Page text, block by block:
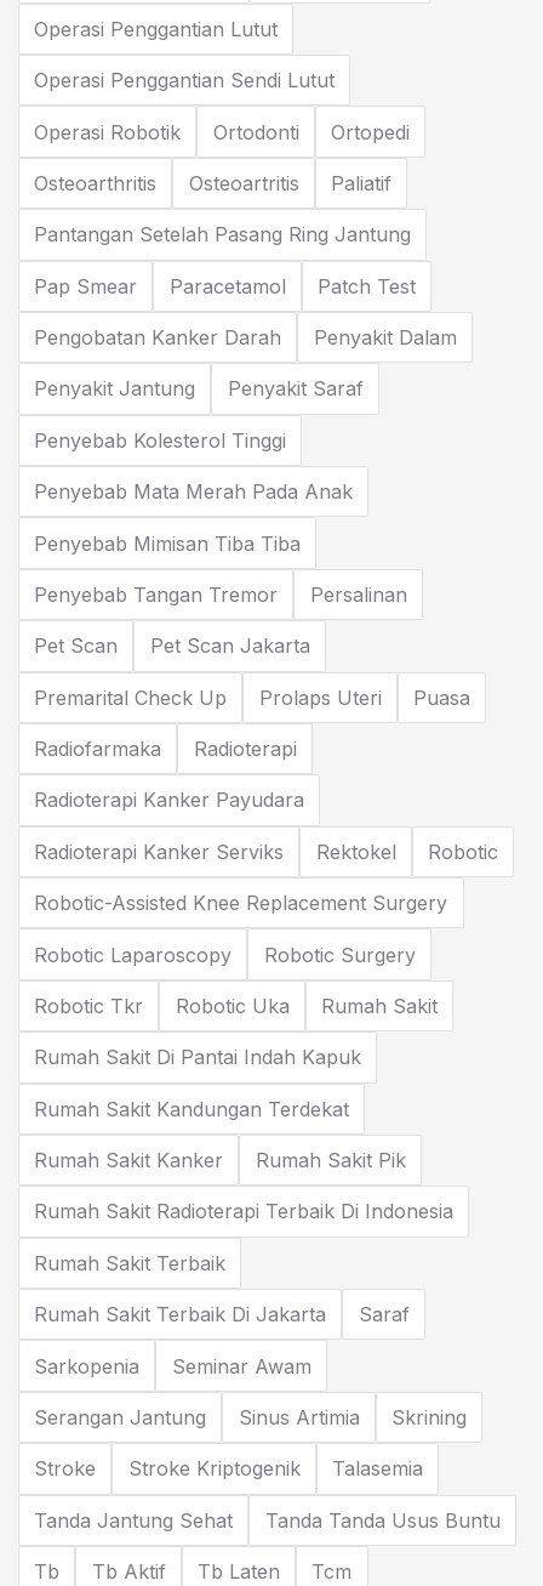
Operasi Penggantian Lutut
Operasi Penggantian Sendi Lutut
Operasi Robotik Ortodonti Ortopedi
Osteoarthritis Osteoartritis Paliatif
Pantangan Setelah Pasang Ring Jantung
Pap Smear Paracetamol Patch Test
Pengobatan Kanker Darah Penyakit Dalam
Penyakit Jantung Penyakit Saraf
Penyebab Kolesterol Tinggi
Penyebab Mata Merah Pada Anak
Penyebab Mimisan Tiba Tiba
Penyebab Tangan Tremor Persalinan
Pet Scan Pet Scan Jakarta
Premarital Check Up Prolaps Uteri Puasa
Radiofarmaka Radioterapi
Radioterapi Kanker Payudara
Radioterapi Kanker Serviks Rektokel Robotic
Robotic-Assisted Knee Replacement Surgery
Robotic Laparoscopy Robotic Surgery
Robotic Tkr Robotic Uka Rumah Sakit
Rumah Sakit Di Pantai Indah Kapuk
Rumah Sakit Kandungan Terdekat
Rumah Sakit Kanker Rumah Sakit Pik
Rumah Sakit Radioterapi Terbaik Di Indonesia
Rumah Sakit Terbaik
Rumah Sakit Terbaik Di Jakarta Saraf
Sarkopenia Seminar Awam
Serangan Jantung Sinus Artimia Skrining
Stroke Stroke Kriptogenik Talasemia
Tanda Jantung Sehat Tanda Tanda Usus Buntu
Tb Tb Aktif Tb Laten Tcm